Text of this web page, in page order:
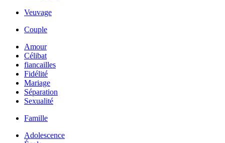
Veuvage
Couple
Amour
Célibat
fiancailles
Fidélité
Mariage
Séparation
Sexualité
Famille
Adolescence